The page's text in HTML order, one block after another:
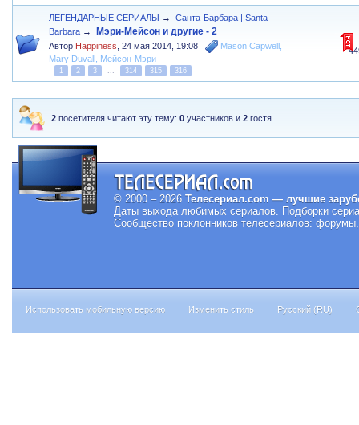
ЛЕГЕНДАРНЫЕ СЕРИАЛЫ →
Санта-Барбара | Santa
Barbara → Мэри-Мейсон и другие - 2
Автор Happiness ,24 мая 2014, 19:08 Mason Capwell
Mary Duvall , Мейсон-Мэри
1 2 3 ... 314 315 316
2 посетителя читают эту тему:0 участников и2 гостя
© 2000 – 2026 Телесериал.com — лучшие
Даты выхода любимых сериалов. Подборки
Сообщество поклонников телесериалов:
Использовать мобильную версию Изменить стиль Русский (RU)